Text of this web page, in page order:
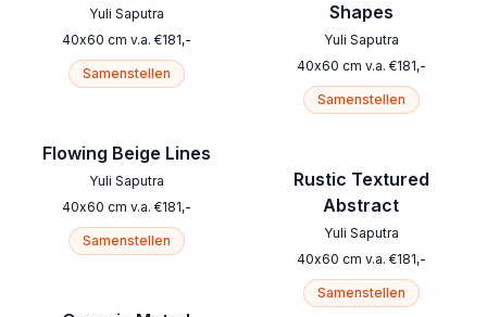
Yuli Saputra
40x60 cm v.a. €181,-
Samenstellen
Flowing Beige Lines
Yuli Saputra
40x60 cm v.a. €181,-
Samenstellen
Shapes
Yuli Saputra
40x60 cm v.a. €181,-
Samenstellen
Rustic Textured
Abstract
Yuli Saputra
40x60 cm v.a. €181,-
Samenstellen